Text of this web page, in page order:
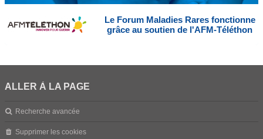
Le Forum Maladies Rares fonctionne
grâce au soutien de l'AFM-Téléthon
ALLER À LA PAGE
Recherche avancée
Supprimer les cookies